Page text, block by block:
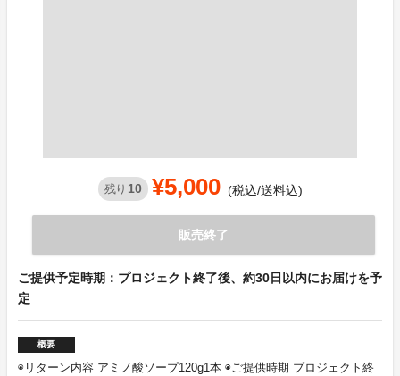
残り 10 ¥5,000 (税込/送料込)
販売終了
ご提供予定時期：プロジェクト終了後、約30日以内にお届けを予
定
概要
◉リターン内容 アミノ酸ソープ120g1本 ◉ご提供時期 プロジェクト終